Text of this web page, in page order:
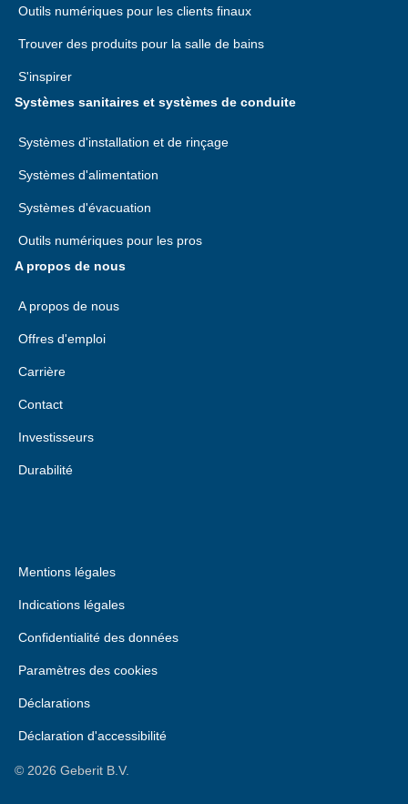
Outils numériques pour les clients finaux
Trouver des produits pour la salle de bains
S'inspirer
Systèmes sanitaires et systèmes de conduite
Systèmes d'installation et de rinçage
Systèmes d'alimentation
Systèmes d'évacuation
Outils numériques pour les pros
A propos de nous
A propos de nous
Offres d'emploi
Carrière
Contact
Investisseurs
Durabilité
Mentions légales
Indications légales
Confidentialité des données
Paramètres des cookies
Déclarations
Déclaration d'accessibilité
© 2026 Geberit B.V.